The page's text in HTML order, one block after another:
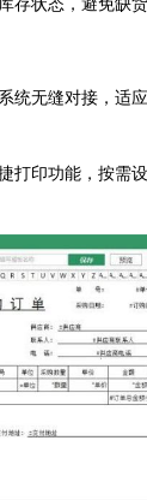
统无缝对接，适
打印功能，按需